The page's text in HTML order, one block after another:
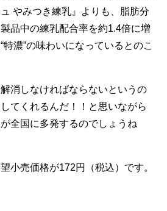
やみつき練乳』よりも、脂肪分
品中の練乳配合率を約1.4倍に増
濃”の味わいになっているとのこ
消しなければならないというの
てくれるんだ！！と思いながら
全国に多発するのでしょうね
小売価格が172円（税込）です。